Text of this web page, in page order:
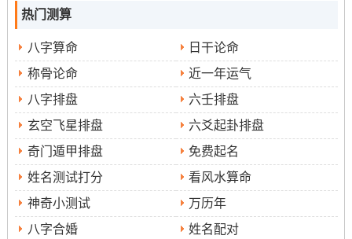
家宅平安。冲狗 -属狗人士应避开.
9月9日（星期二 农历七月十八）
宜:开市、交易、立券、挂匾、祭祀、开光、进人口、入
宅、安床、出火、拆卸、修造、动土、栽种
此日吉时为乙未时（13:00-14:59）合丁酉时（17:00-
18:59）.此日也是黄道吉日，利于动土修造。冲猪煞东；
生肖属猪者需注意。
9月12日（星期五，农历七月廿一）
热门测算
八字算命
日干论命
称骨论命
近一年运气
八字排盘
六壬排盘
玄空飞星排盘
六爻起卦排盘
奇门遁甲排盘
免费起名
姓名测试打分
看风水算命
神奇小测试
万历年
八字合婚
姓名配对